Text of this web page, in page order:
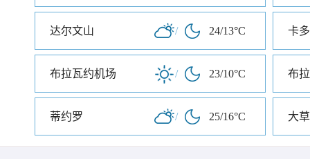
达尔文山 / 24/13°C 卡
布拉瓦约机场 / 23/10°C 布
蒂约罗 / 25/16°C 大